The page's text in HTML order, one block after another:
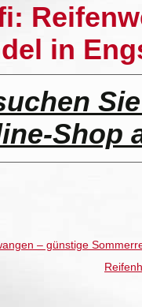
in
Shop
– günstige